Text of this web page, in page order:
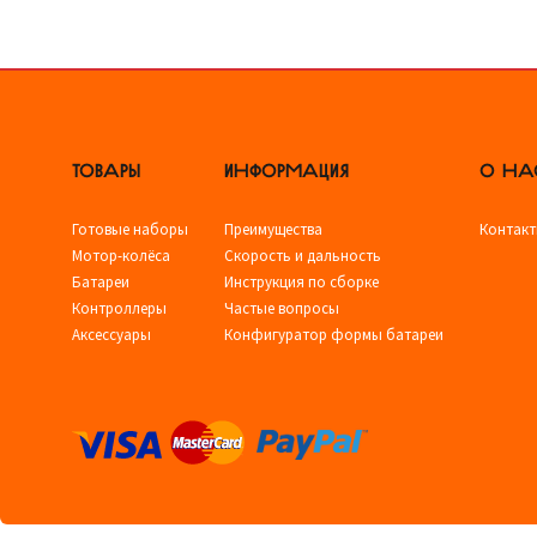
ТОВАРЫ
Готовые наборы
Мотор-колёса
Батареи
Контроллеры
Аксессуары
ИНФОРМАЦИЯ
Преимущества
Скорость и дальность
Инструкция по сборке
Частые вопросы
Конфигуратор формы батареи
О